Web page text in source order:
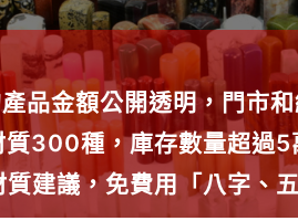
品金額公開透明，門市
300種，庫存數量超過
建議，免費用「八字、